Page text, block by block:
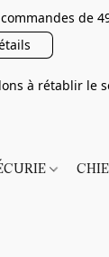
de
à rétablir le